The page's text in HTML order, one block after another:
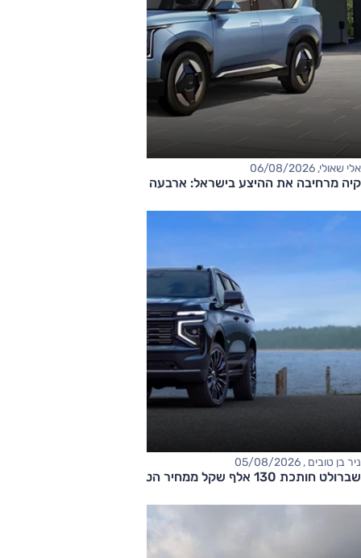
אלי שאולי, 06/08/2026
קיה מרחיבה את ההיצע בישראל: ארבעה דגמים חדשים בדרך
ניר בן טובים , 05/08/2026
שברולט חותכת 130 אלף שקל ממחיר הטאהו